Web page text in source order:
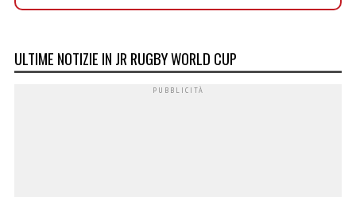
ULTIME NOTIZIE IN JR RUGBY WORLD CUP